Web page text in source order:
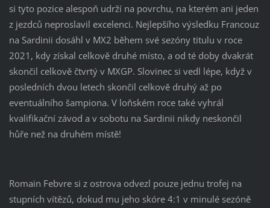
si tyto pozice alespoň udrží na povrchu, na kterém ani jeden
z jezdců neproslavil excelenci. Nejlepšího výsledku Francouz
na Sardinii dosáhl v MX2 během své sezóny titulu v roce
2021, kdy získal celkově druhé místo, a od té doby dvakrát
skončil celkově čtvrtý v MXGP. Slovinec si vedl lépe, když v
posledních dvou letech skončil celkově druhý až po
eventuálního šampiona. V loňském roce také vyhrál
kvalifikační závod a v sobotu na Sardinii nikdy neskončil
hůře než na druhém místě!
Romain Febvre si z ostrova odvezl pouze jednu trofej na
stupních vítězů, dokud mu jeho skóre 4:1 v minulé sezóně